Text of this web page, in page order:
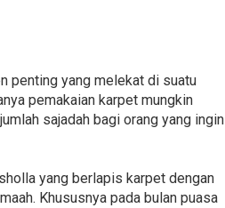
penting yang melekat di suatu
pemakaian karpet mungkin
sajadah bagi orang yang ingin
yang berlapis karpet dengan
Khususnya pada bulan puasa